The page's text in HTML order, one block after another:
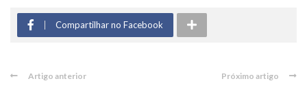
Compartilhar no Facebook
Artigo anterior Próximo artigo